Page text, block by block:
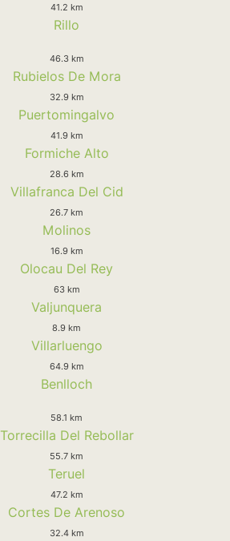
41.2 km
Rillo
46.3 km
Rubielos De Mora
32.9 km
Puertomingalvo
41.9 km
Formiche Alto
28.6 km
Villafranca Del Cid
26.7 km
Molinos
16.9 km
Olocau Del Rey
63 km
Valjunquera
8.9 km
Villarluengo
64.9 km
Benlloch
58.1 km
Torrecilla Del Rebollar
55.7 km
Teruel
47.2 km
Cortes De Arenoso
32.4 km